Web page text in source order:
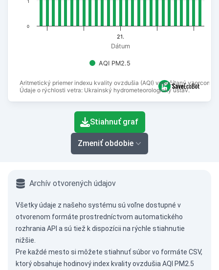
Aritmetický priemer indexu kvality ovzdušia (AQI) vypočítaný vzorcom
Údaje o rýchlosti vetra: Ukrainský hydrometeorologický ústav.
Dátum
AQI PM2.5
21.
0
1
End of interactive chart.
Stiahnuť graf
Zmeniť obdobie
Archív otvorených údajov
Všetky údaje z našeho systému sú voľne dostupné v
otvorenom formáte prostredníctvom automatického
rozhrania API a sú tiež k dispozícii na rýchle stiahnutie
nižšie.
Pre každé mesto si môžete stiahnuť súbor vo formáte CSV,
ktorý obsahuje hodinový index kvality ovzdušia AQI PM2.5